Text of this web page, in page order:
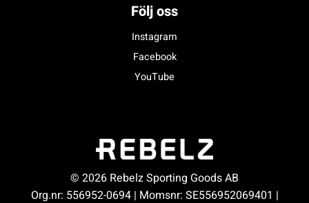
Följ oss
Instagram
Facebook
YouTube
© 2026 Rebelz Sporting Goods AB
Org.nr: 556952-0694 | Momsnr: SE556952069401 |